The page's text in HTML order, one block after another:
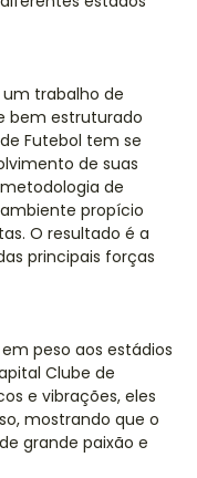
um trabalho de
bem estruturado
Futebol tem se
de suas
de
propício
O resultado é a
principais forças
peso aos estádios
Clube de
e vibrações, eles
mostrando que o
grande paixão e